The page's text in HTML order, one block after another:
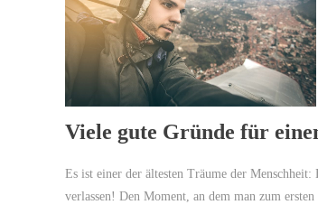
Viele gute Gründe für
Es ist einer der ältesten Träume der
verlassen! Den Moment, an dem man zum